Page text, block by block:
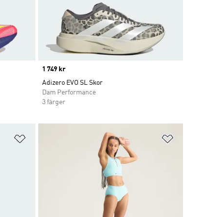
Price
1 749 kr
Adizero EVO SL Skor
Dam Performance
3 färger
Lägg till på önskelistan